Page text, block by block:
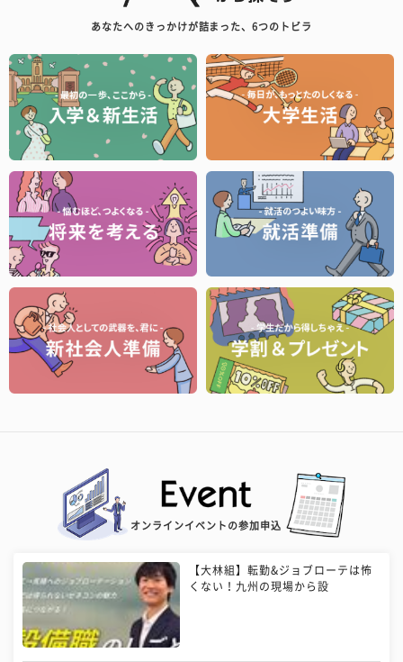
あなたへのきっかけが詰まった、6つのトビラ
オンラインイベントの参加申込
【大林組】転勤&ジョブローテは怖
くない！九州の現場から設